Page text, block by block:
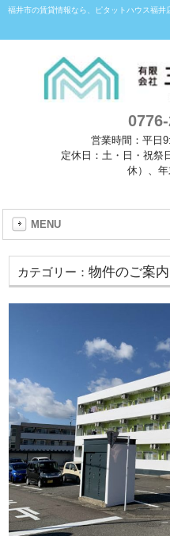
福井市の賃貸情報なら、ピタットハウス福
営業時間：平
定休日：土・日・祝
休）、
MENU
カテゴリー：物件のご案内